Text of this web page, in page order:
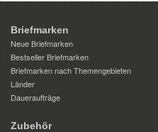
Briefmarken
Neue Briefmarken
Bestseller Briefmarken
Briefmarken nach Themengebieten
Länder
Daueraufträge
Zubehör